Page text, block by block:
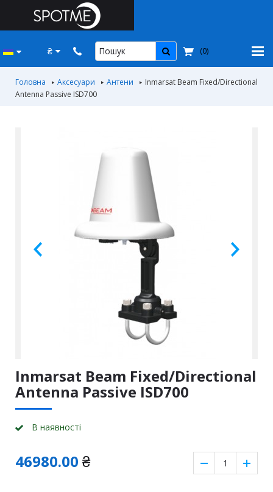
₴ (0)
Головна Аксесуари Антени
Inmarsat Beam Fixed/Directional
Antenna Passive ISD700
Inmarsat Beam Fixed/Directional
Antenna Passive ISD700
В наявності
46980.00 ₴